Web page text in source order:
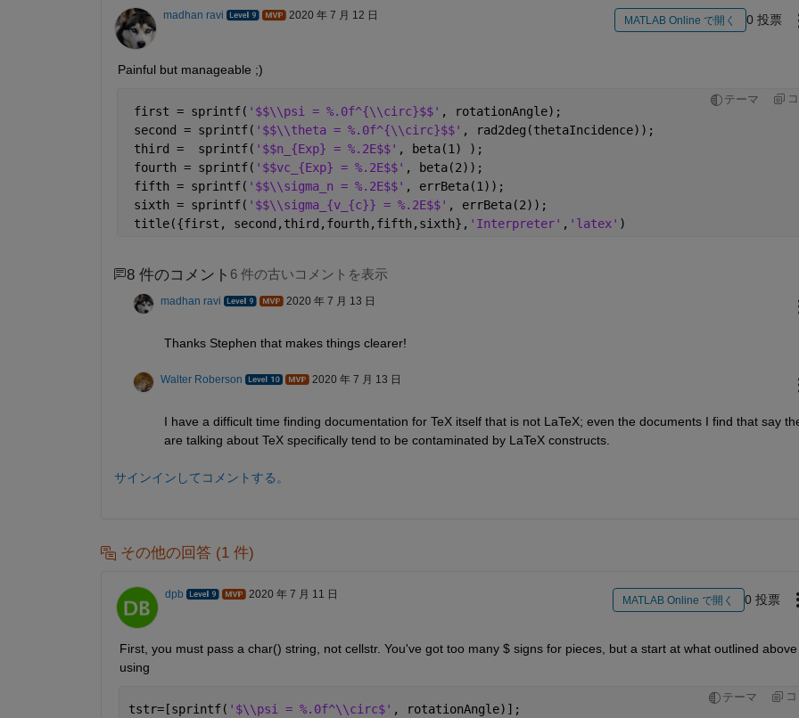
madhan ravi 2020 年 7 月 12 日 MATLAB Online で開く 0 投票
Painful but manageable ;)
テーマ
first = sprintf( '$$\\psi = %.0f^{\\circ}$$' , rotationAngle);
second = sprintf( '$$\\theta = %.0f^{\\circ}$$' , rad2deg(thetaIncidence));
third =  sprintf( '$$n_{Exp} = %.2E$$' , beta(1) );
fourth = sprintf( '$$vc_{Exp} = %.2E$$' , beta(2));
fifth = sprintf( '$$\\sigma_n = %.2E$$' , errBeta(1));
sixth = sprintf( '$$\\sigma_{v_{c}} = %.2E$$' , errBeta(2));
title({first, second,third,fourth,fifth,sixth}, 'Interpreter' , 'latex' )
8 件のコメント 6 件の古いコメントを表示
madhan ravi 2020 年 7 月 13 日
Thanks Stephen that makes things clearer!
Walter Roberson 2020 年 7 月 13 日
I have a difficult time finding documentation for TeX itself that is not LaTeX; even the documents I find that say
are talking about TeX specifically tend to be contaminated by LaTeX constructs.
サインインしてコメントする。
その他の回答 (1 件)
dpb 2020 年 7 月 11 日 MATLAB Online で開く 0 投票
First, you must pass a char() string, not cellstr. You've got too many $ signs for pieces, but a start at what outlined above
using
テーマ
tstr=[sprintf( '$\\psi = %.0f^\\circ$' , rotationAngle)];